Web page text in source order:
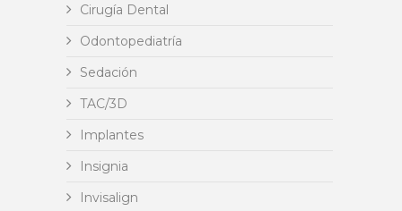
Cirugía Dental
Odontopediatría
Sedación
TAC/3D
Implantes
Insignia
Invisalign